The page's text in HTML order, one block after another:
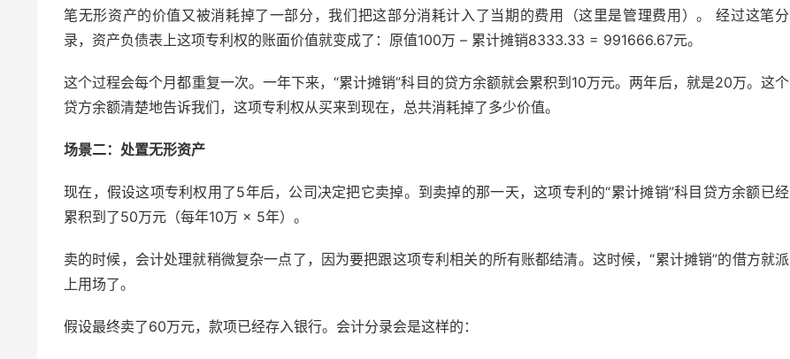
笔无形资产的价值又被消耗掉了一部分，我们把这部分消耗计入了当期的费用（这里是管理费用）。 经过这笔分
录，资产负债表上这项专利权的账面价值就变成了：原值100万 – 累计摊销8333.33 = 991666.67元。
这个过程会每个月都重复一次。一年下来，“累计摊销”科目的贷方余额就会累积到10万元。两年后，就是20万。这个
贷方余额清楚地告诉我们，这项专利权从买来到现在，总共消耗掉了多少价值。
场景二：处置无形资产
现在，假设这项专利权用了5年后，公司决定把它卖掉。到卖掉的那一天，这项专利的“累计摊销”科目贷方余额已经
累积到了50万元（每年10万 × 5年）。
卖的时候，会计处理就稍微复杂一点了，因为要把跟这项专利相关的所有账都结清。这时候，“累计摊销”的借方就派
上用场了。
假设最终卖了60万元，款项已经存入银行。会计分录会是这样的：